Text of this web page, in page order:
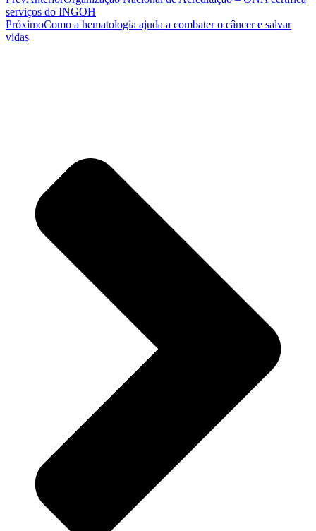
serviços do INGOH
PróximoComo a hematologia ajuda a combater o câncer e salvar
vidas